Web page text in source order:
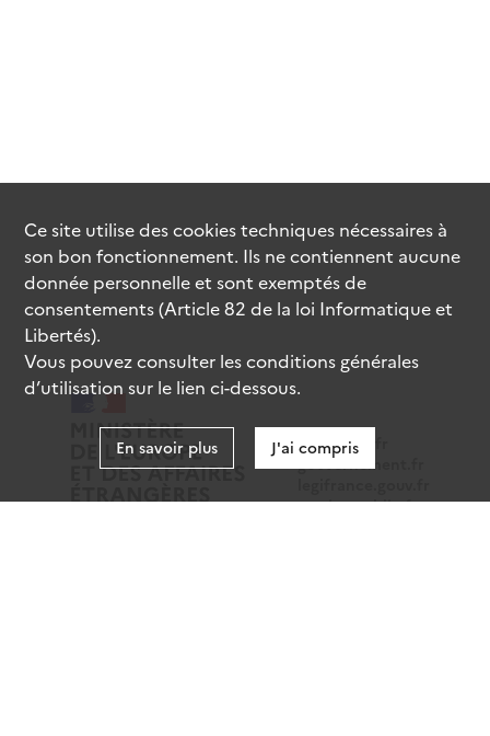
data.gouv.fr
gouvernement.fr
service-public.fr
Ce site utilise descookiestechniques nécessaires à
son bon fonctionnement. Ils ne contiennent aucune
donnée personnelle et sont exemptés de
consentements (Article 82 de la loi Informatique et
Libertés).
Vous pouvez consulter les conditions générales
d’utilisation sur le lien ci-dessous.
En savoir plus J'ai compris